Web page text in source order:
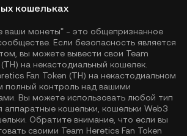
кошельках
ваши монеты" - это общепризнанное
Если безопасность является
вы можете вывести свои Team
на некастодиальный кошелек.
Fan Token (TH) на некастодиальном
полный контроль над вашими
Вы можете использовать любой тип
аппаратные кошельки, кошельки Web3
Обратите внимание, что если вы
своими Team Heretics Fan Token